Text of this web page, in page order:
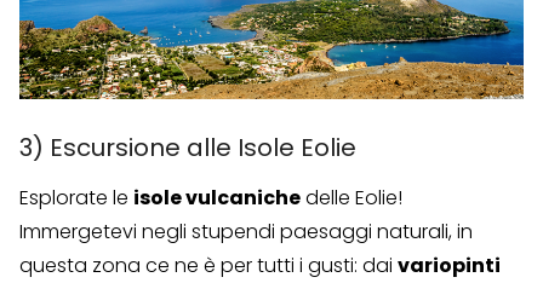
3) Escursione alle Isole Eolie
Esplorate le isole vulcanichedelle Eolie!
Immergetevi negli stupendi paesaggi naturali, in
questa zona ce ne è per tutti i gusti: dai variopinti